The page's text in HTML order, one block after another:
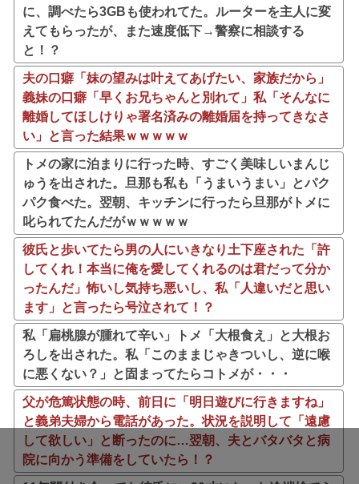
に、調べたら3GBも使われてた。ルーターを主人に変
えてもらったが、また速度低下→警察に相談する
と！？
夫の口癖「妹の望みは叶えてあげたい、家族だから」
義妹の口癖「早くお兄ちゃんと別れて」私「そんなに
離婚してほしけりゃ署名済みの離婚届を持ってきなさ
い」と言った結果ｗｗｗｗｗ
トメの家に泊まりに行った時、すごく美味しいまんじ
ゅうを出された。旦那も私も「うまいうまい」とパク
パク食べた。翌朝、キッチンに行ったら旦那がトメに
叱られてたんだがｗｗｗｗｗ
彼氏と歩いてたら男の人にいきなり土下座された「許
してくれ！本当に俺を愛してくれるのは君だって分か
ったんだ」怖いし気持ち悪いし、私「人違いだと思い
ます」と言ったら号泣されて！？
私「扁桃腺が腫れて辛い」トメ「大根食え」と大根お
ろしを出された。私「このままじゃきついし、逆に喉
に悪くない？」と固まってたらコトメが・・・
父が危篤状態の時、前日に「明日遊びに行きますね」
と義弟夫婦から電話があった。状況を説明して「遠慮
して欲しい」と断ったのに…翌朝、夫とバタバタと病
院に向かう準備をしていたら！？